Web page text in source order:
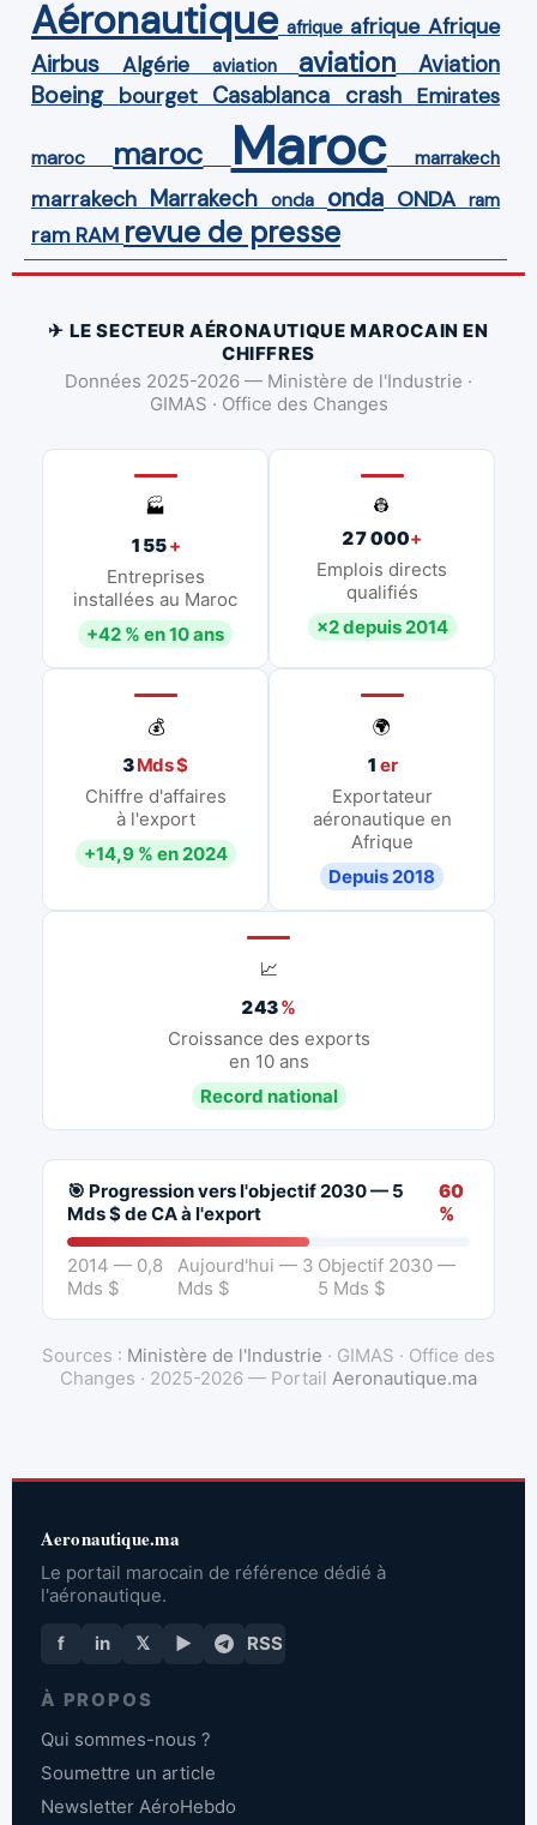
Aéronautique afrique afrique Afrique
Airbus Algérie aviation aviation Aviation
Boeing bourget Casablanca crash Emirates
maroc maroc Maroc marrakech
marrakech Marrakech onda onda ONDA ram
ram RAM revue de presse
✈ LE SECTEUR AÉRONAUTIQUE MAROCAIN EN
CHIFFRES
Données 2025-2026 — Ministère de l'Industrie ·
GIMAS · Office des Changes
🏭
155+
Entreprises
installées au Maroc
+42 % en 10 ans
👷
27 000+
Emplois directs
qualifiés
×2 depuis 2014
💰
3Mds $
Chiffre d'affaires
à l'export
+14,9 % en 2024
🌍
1 er
Exportateur
aéronautique en
Afrique
Depuis 2018
📈
243%
Croissance des exports
en 10 ans
Record national
🎯 Progression vers l'objectif 2030 — 5
Mds $ de CA à l'export
60
%
2014 — 0,8
Mds $
Aujourd'hui — 3
Mds $
Objectif 2030 —
5 Mds $
Sources : Ministère de l'Industrie · GIMAS · Office des
Changes · 2025-2026 — Portail Aeronautique.ma
Aeronautique.ma
Le portail marocain de référence dédié à
l'aéronautique.
f in 𝕏 ▶ RSS
À PROPOS
Qui sommes-nous ?
Soumettre un article
Newsletter AéroHebdo